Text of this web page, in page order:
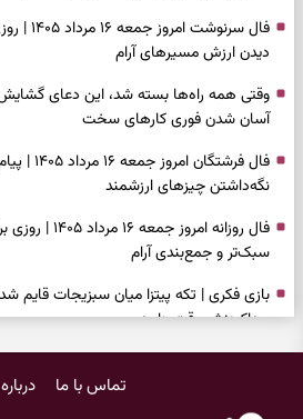
فال
دیدن ارزش مسیرهای آرام
وقتی همه راه‌ها بسته شد، این دعای گشایش
آسان شدن فوری کارهای سخت
فال
نگه‌داشتن چیزهای ارزشمند
فال روزانه
سبک‌تر و جمع‌بندی آرام
پیداکردنش وقت دارید
سنجیده و رهاشدن از انتظارهای بی‌نتیجه
تماس با ما